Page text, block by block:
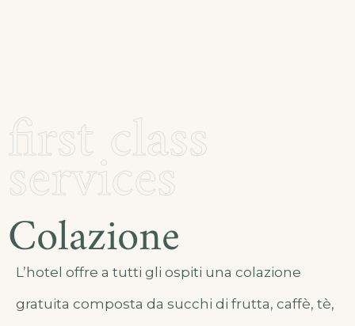
first class
services
Colazione
L’hotel offre a tutti gli ospiti una colazione
gratuita composta da succhi di frutta, caffè, tè,